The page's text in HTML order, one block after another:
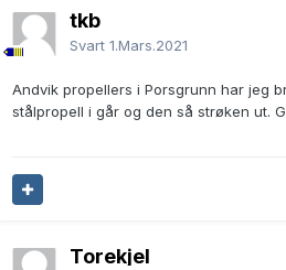
tkb
Svart 1.Mars.2021
Andvik propellers i Porsgrunn har jeg
stålpropell i går og den så strøken ut.
Torekjel